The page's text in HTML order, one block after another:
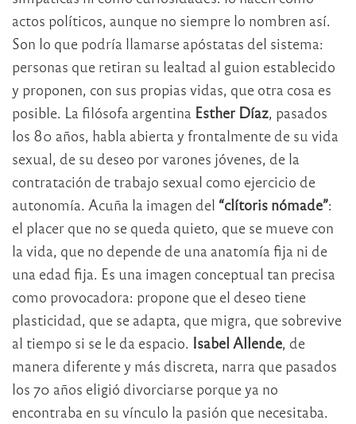
actos políticos, aunque no siempre lo nombren así.
Son lo que podría llamarse apóstatas del sistema:
personas que retiran su lealtad al guion establecido
y proponen, con sus propias vidas, que otra cosa es
posible. La filósofa argentina Esther Díaz, pasados
los 80 años, habla abierta y frontalmente de su vida
sexual, de su deseo por varones jóvenes, de la
contratación de trabajo sexual como ejercicio de
autonomía. Acuña la imagen del “clítoris nómade”:
el placer que no se queda quieto, que se mueve con
la vida, que no depende de una anatomía fija ni de
una edad fija. Es una imagen conceptual tan precisa
como provocadora: propone que el deseo tiene
plasticidad, que se adapta, que migra, que sobrevive
al tiempo si se le da espacio. Isabel Allende, de
manera diferente y más discreta, narra que pasados
los 70 años eligió divorciarse porque ya no
encontraba en su vínculo la pasión que necesitaba.